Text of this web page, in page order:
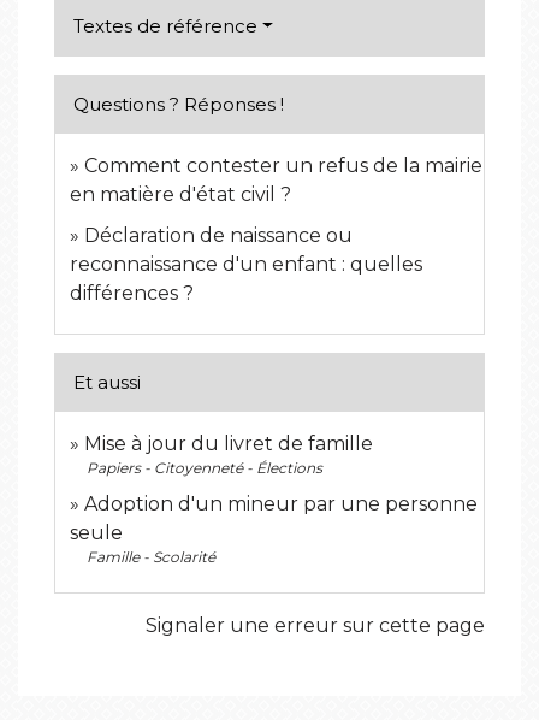
Textes de référence
Questions ? Réponses !
Comment contester un refus de la mairie
en matière d'état civil ?
Déclaration de naissance ou
reconnaissance d'un enfant : quelles
différences ?
Et aussi
Mise à jour du livret de famille
Papiers - Citoyenneté - Élections
Adoption d'un mineur par une personne
seule
Famille - Scolarité
Signaler une erreur sur cette page